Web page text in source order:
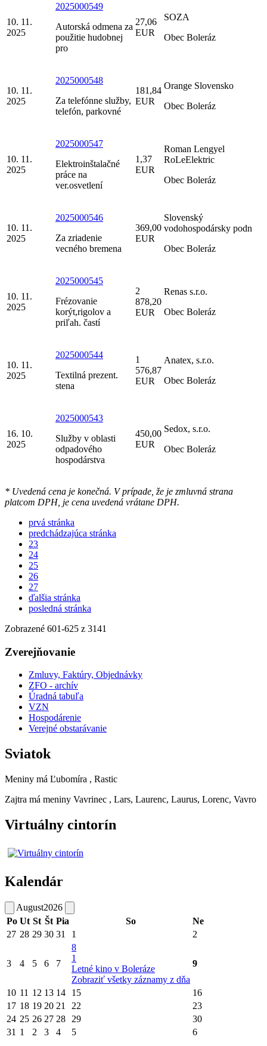
10. 11.
2025
2025000549
Autorská odmena za
použitie hudobnej
pro
27,06
EUR
SOZA
Obec Boleráz
10. 11.
2025
2025000548
Za telefónne služby,
telefón, parkovné
181,84
EUR
Orange Slovensko
Obec Boleráz
10. 11.
2025
2025000547
Elektroinštalačné
práce na
ver.osvetlení
1,37
EUR
Roman Lengyel
RoLeElektric
Obec Boleráz
10. 11.
2025
2025000546
Za zriadenie
vecného bremena
369,00
EUR
Slovenský
vodohospodársky podn
Obec Boleráz
10. 11.
2025
2025000545
Frézovanie
korýt,rigolov a
priľah. častí
2
878,20
EUR
Renas s.r.o.
Obec Boleráz
10. 11.
2025
2025000544
Textilná prezent.
stena
1
576,87
EUR
Anatex, s.r.o.
Obec Boleráz
16. 10.
2025
2025000543
Služby v oblasti
odpadového
hospodárstva
450,00
EUR
Sedox, s.r.o.
Obec Boleráz
* Uvedená cena je konečná. V prípade, že je zmluvná strana
platcom DPH, je cena uvedená vrátane DPH.
prvá stránka
predchádzajúca stránka
23
24
25
26
27
ďalšia stránka
posledná stránka
Zobrazené 601-625 z 3141
Zverejňovanie
Zmluvy, Faktúry, Objednávky
ZFO - archív
Úradná tabuľa
VZN
Hospodárenie
Verejné obstarávanie
Sviatok
Meniny má Ľubomíra , Rastic
Zajtra má meniny Vavrinec , Lars, Laurenc, Laurus, Lorenc, Vavro
Virtuálny cintorín
Kalendár
August2026
Po Ut St Št Pia So
Ne
27 28 29 30 31 1 2
3 4 5 6 7
8
1
Letné kino v Boleráze
Zobraziť všetky záznamy z dňa
9
10 11 12 13 14 15
16
17 18 19 20 21 22
23
24 25 26 27 28 29
30
31 1 2 3 4 5 6